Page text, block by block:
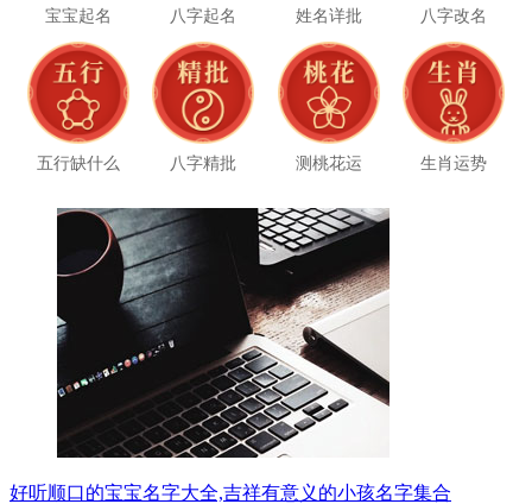
宝宝起名 八字起名 姓名详批 八字改名
五行缺什么 八字精批 测桃花运 生肖运势
好听顺口的宝宝名字大全,吉祥有意义的小孩名字集合